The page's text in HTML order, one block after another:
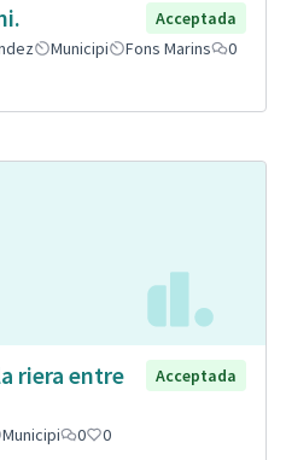
Acceptada
Municipi Fons Marins
0
riera entre
Acceptada
Municipi 0 0